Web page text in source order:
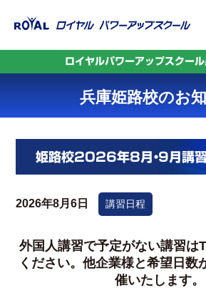
ロイヤルパワーアップスクー
兵庫姫路校のお
姫路校2026年8月・9月講
2026年8月6日 講習日程
外国人講習で予定がない講習は
ください。他企業様と希望日数
催いたします。